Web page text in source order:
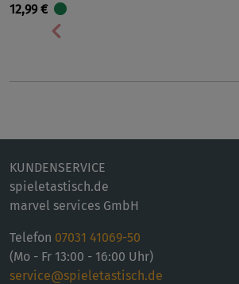
12,99 €
Vorherige
KUNDENSERVICE
spieletastisch.de
marvel services GmbH
Telefon 07031 41069-50
(Mo - Fr 13:00 - 16:00 Uhr)
service@spieletastisch.de